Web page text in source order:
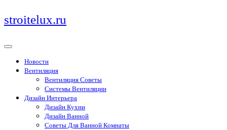
Перейти
к
stroitelux.ru
Новости
Вентиляция
Вентиляция Советы
Системы Вентиляции
Дизайн Интерьера
Дизайн Кухни
Дизайн Ванной
Советы Для Ванной Комнаты